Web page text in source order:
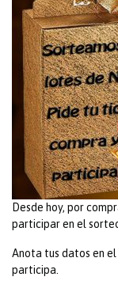
Desde hoy, por
participar en el
Anota tus datos en
participa.